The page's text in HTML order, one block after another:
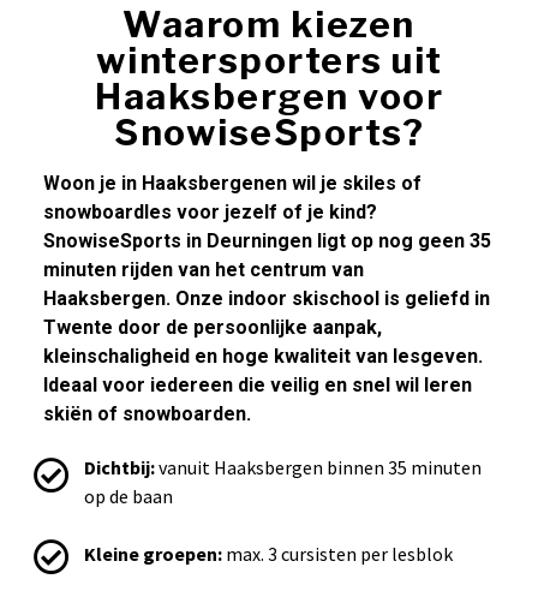
Waarom kiezen
wintersporters uit
Haaksbergen voor
SnowiseSports?
Woon je in Haaksbergenen wil je skiles of
snowboardles voor jezelf of je kind?
SnowiseSports in Deurningen ligt op nog geen 35
minuten rijden van het centrum van
Haaksbergen. Onze indoor skischool is geliefd in
Twente door de persoonlijke aanpak,
kleinschaligheid en hoge kwaliteit van lesgeven.
Ideaal voor iedereen die veilig en snel wil leren
skiën of snowboarden.
Dichtbij:vanuit Haaksbergen binnen 35 minuten
op de baan
Kleine groepen: max. 3 cursisten per lesblok